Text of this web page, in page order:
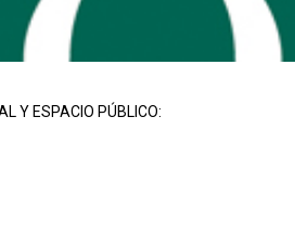
Y ESPACIO PÚBLICO: